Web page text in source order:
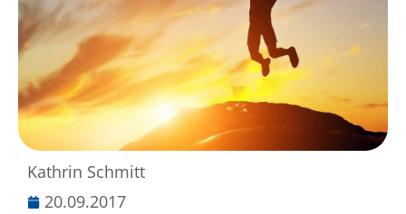
Kathrin Schmitt
20.09.2017